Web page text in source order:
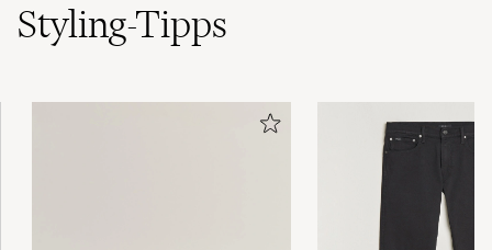
Nice product. Happy to shop with Care of
Carl. Fast delivery, well packed and such a
GEKAUFT AM AUF CAREOFCARL.COM
Styling-Tipps